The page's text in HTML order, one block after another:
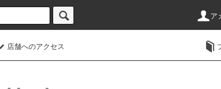
ア
店舗へのアクセス